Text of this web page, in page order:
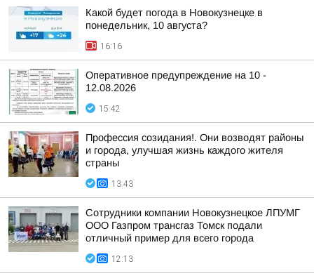
Какой будет погода в Новокузнецке в
понедельник, 10 августа?
16:16
Оперативное предупреждение на 10 -
12.08.2026
15:42
Профессия созидания!. Они возводят районы
и города, улучшая жизнь каждого жителя
страны
13:43
Сотрудники компании Новокузнецкое ЛПУМГ
ООО Газпром трансгаз Томск подали
отличный пример для всего города
12:13